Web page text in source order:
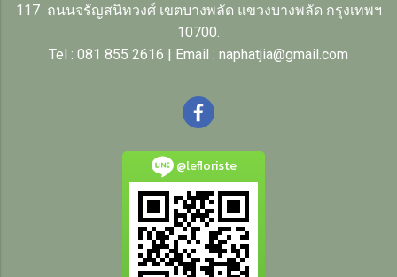
117 ถนนจรัญสนิทวงศ์ เขตบางพลัด แขวงบางพลัด กรุงเทพฯ
10700.
Tel : 081 855 2616 | Email : naphatjia@gmail.com
@lefloriste